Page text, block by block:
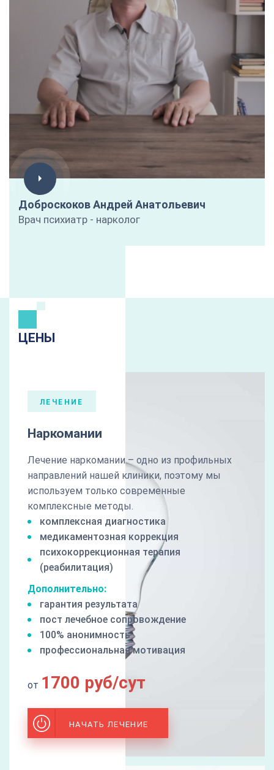
Доброскоков Андрей Анатольевич
Врач психиатр - нарколог
ЦЕНЫ
ЛЕЧЕНИЕ
Наркомании
Лечение наркомании – одно из профильных
направлений нашей клиники, поэтому мы
используем только современные
комплексные методы.
комплексная диагностика
медикаментозная коррекция
психокоррекционная терапия
(реабилитация)
Дополнительно:
гарантия результата
пост лечебное сопровождение
100% анонимность
профессиональная мотивация
от 1700 руб/сут
НАЧАТЬ ЛЕЧЕНИЕ